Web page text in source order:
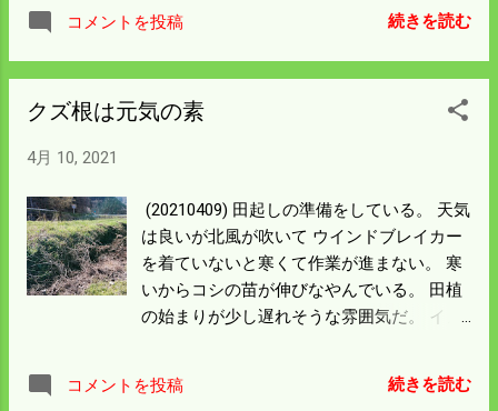
一個芯式のストーブを買い足しておこうと
思う。 もう一つのハウスは保温シートで覆
出ていない。 毎朝氷が張っている。 高野町
ラーはすごいなと思う。 毎日気温差は20度
以上ある。 朝だけは霜の心配のない気温に
早くなってほしい。
コメントを投稿 続きを読む
クズ根は元気の素
4月 10, 2021
(20210409) 田起しの準備をしている。 天気
は良いが北風が吹いて ウインドブレイカー
を着ていないと寒くて作業が進まない。 寒
いからコシの苗が伸びなやんでいる。 田植
の始まりが少し遅れそうな雰囲気だ。 イノ
ん。 写真はクズの根をイノシシが掘った
コメントを投稿 続きを読む